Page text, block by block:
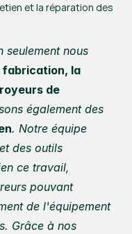
et la réparation des
seulement nous
fabrication, la
de
également des
. Notre équipe
des outils
ce travail,
pouvant
de l'équipement
Grâce à nos